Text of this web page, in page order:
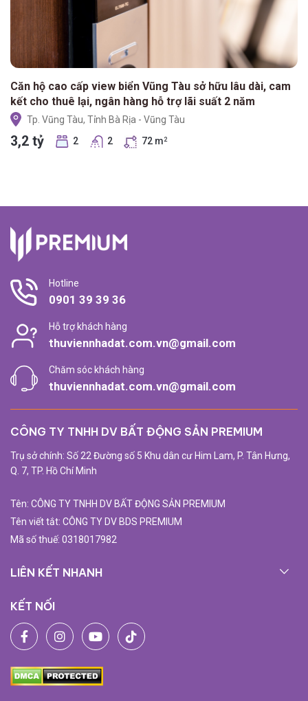
Căn hộ cao cấp view biển Vũng Tàu sở hữu lâu dài, cam
kết cho thuê lại, ngân hàng hỗ trợ lãi suất 2 năm
Tp. Vũng Tàu, Tỉnh Bà Rịa - Vũng Tàu
3,2 tỷ 2 2 72 m 2
Hotline
0901 39 39 36
Hỗ trợ khách hàng
thuviennhadat.com.vn@gmail.com
Chăm sóc khách hàng
thuviennhadat.com.vn@gmail.com
CÔNG TY TNHH DV BẤT ĐỘNG SẢN PREMIUM
Trụ sở chính: Số 22 Đường số 5 Khu dân cư Him Lam, P. Tân Hưng,
Q. 7, TP. Hồ Chí Minh
Tên: CÔNG TY TNHH DV BẤT ĐỘNG SẢN PREMIUM
Tên viết tắt: CÔNG TY DV BDS PREMIUM
Mã số thuế: 0318017982
LIÊN KẾT NHANH
KẾT NỐI